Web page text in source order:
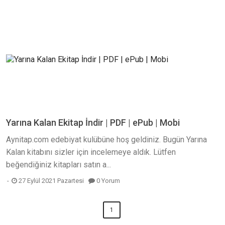
Yarına Kalan Ekitap İndir | PDF | ePub | Mobi
Aynitap.com edebiyat kulübüne hoş geldiniz. Bugün Yarına
Kalan kitabını sizler için incelemeye aldık. Lütfen
beğendiğiniz kitapları satın a...
27 Eylül 2021 Pazartesi 0 Yorum
1